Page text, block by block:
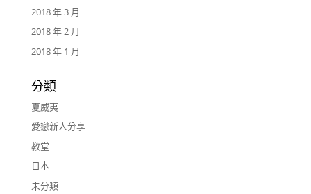
2018 年 3 月
2018 年 2 月
2018 年 1 月
分類
夏威夷
愛戀新人分享
教堂
日本
未分類